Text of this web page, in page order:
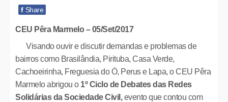
f Share
CEU Pêra Marmelo – 05/Set/2017
Visando ouvir e discutir demandas e problemas de
bairros como Brasilândia, Pirituba, Casa Verde,
Cachoeirinha, Freguesia do Ó, Perus e Lapa, o CEU Pêra
Marmelo abrigou o 1º Ciclo de Debates das Redes
Solidárias da Sociedade Civil,evento que contou com